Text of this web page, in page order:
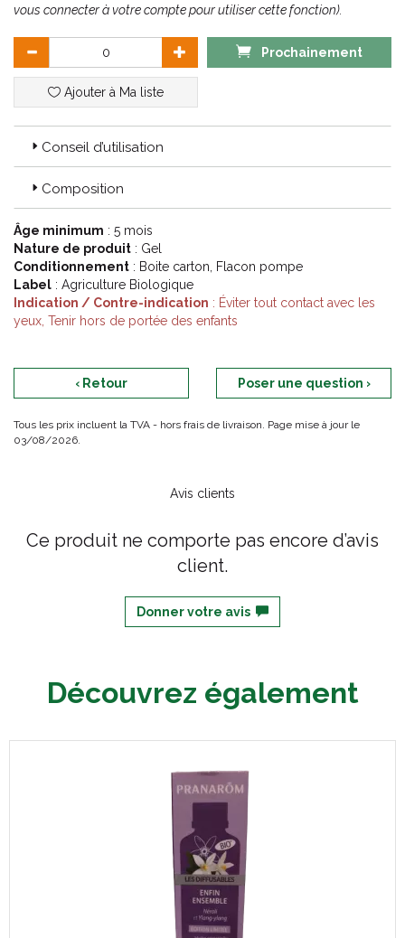
vous connecter à votre compte pour utiliser cette fonction).
Prochainement
Ajouter à Ma liste
Conseil d’utilisation
Composition
Âge minimum : 5 mois
Nature de produit : Gel
Conditionnement : Boite carton, Flacon pompe
Label : Agriculture Biologique
Indication / Contre-indication : Éviter tout contact avec les
yeux, Tenir hors de portée des enfants
‹ Retour Poser une question ›
Tous les prix incluent la TVA - hors frais de livraison. Page mise à jour le
03/08/2026.
Avis clients
Ce produit ne comporte pas encore d’avis
client.
Donner votre avis
Découvrez également